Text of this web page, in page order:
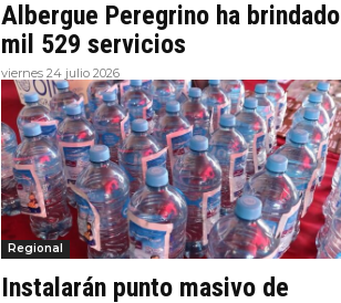
Albergue Peregrino ha brindado
mil 529 servicios
viernes 24 julio 2026
Regional
Instalarán punto masivo de